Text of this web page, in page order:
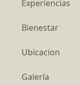
Experiencias
Bienestar
Ubicacion
Galería